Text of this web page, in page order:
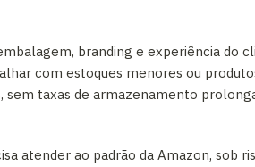
branding e experiência do
com estoques menores ou
sem taxas de armazenamento
atender ao padrão da Amazon, sob